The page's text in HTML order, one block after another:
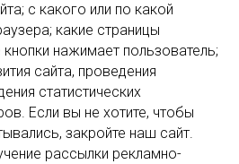
с какого или по какой
какие страницы
кнопки нажимает пользователь;
сайта, проведения
статистических
Если вы не хотите, чтобы
закройте наш сайт.
рассылки рекламно-